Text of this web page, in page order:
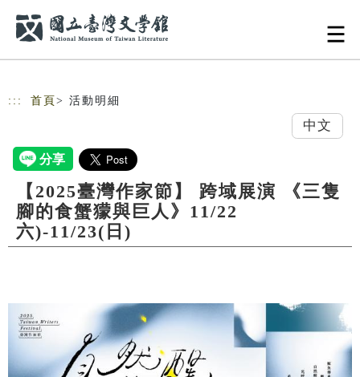
::: 首頁 > 活動明細
中文
【2025臺灣作家節】 跨域展演 《三隻
腳的食蟹獴與巨人》11/22
六)-11/23(日)